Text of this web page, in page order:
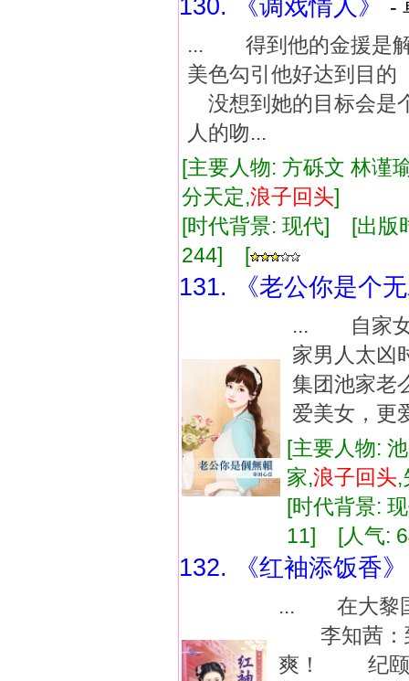
130. 《调戏情人》
-
... 得到他的金援是
美色勾引他好达到目
没想到她的目标会
人的吻...
[主要人物: 方砾文 林
分天定,浪子回头]
[时代背景: 现代] [出
244] [
131. 《老公你是个
... 自家女
家男人太
集团池家
爱美女，更
[主要人物:
家,浪子回头
[时代背景:
11] [人气:
132. 《红袖添饭香》
... 在大黎国
李知茜：到
爽！ 纪颐溯